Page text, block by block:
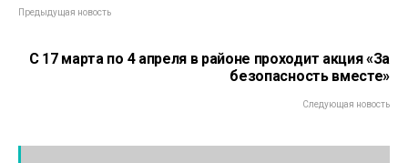
Предыдущая новость
С 17 марта по 4 апреля в районе проходит акция «За
безопасность вместе»
Следующая новость